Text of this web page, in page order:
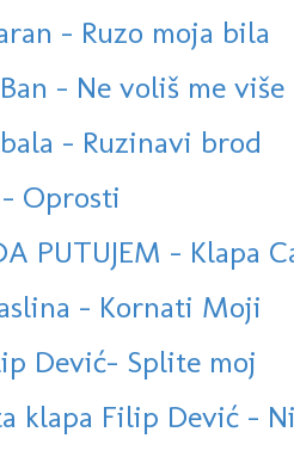
- Ruzo moja bila
- Ne voliš me
- Ruzinavi brod
Oprosti
PUTUJEM - Klapa
- Kornati Moji
Dević- Splite moj
klapa Filip Dević -